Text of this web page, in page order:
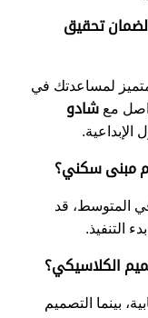
تحقيق
لمساعدتك في
مع شادو
المتوسط، قد
بينما التصميم